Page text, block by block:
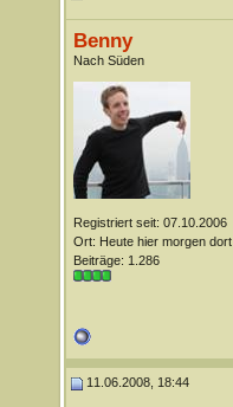
Benny
Nach Süden
Registriert seit: 07.10.2006
Ort: Heute hier morgen dort
Beiträge: 1.286
11.06.2008, 18:44